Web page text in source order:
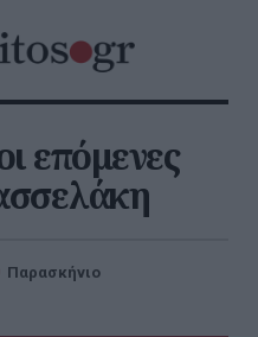
επόμενες
Παρασκήνιο